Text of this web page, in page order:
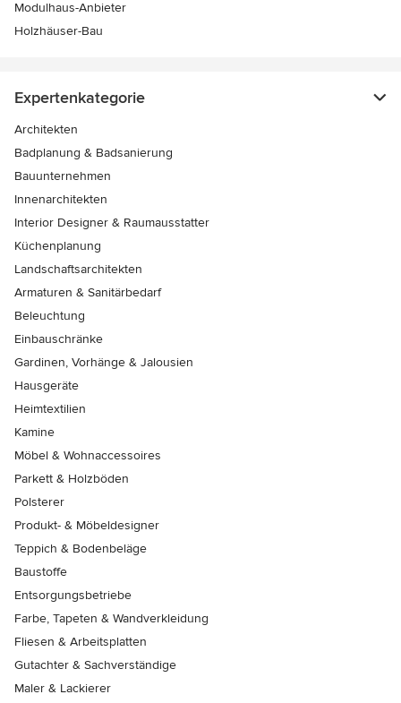
Modulhaus-Anbieter
Holzhäuser-Bau
Expertenkategorie
Architekten
Badplanung & Badsanierung
Bauunternehmen
Innenarchitekten
Interior Designer & Raumausstatter
Küchenplanung
Landschaftsarchitekten
Armaturen & Sanitärbedarf
Beleuchtung
Einbauschränke
Gardinen, Vorhänge & Jalousien
Hausgeräte
Heimtextilien
Kamine
Möbel & Wohnaccessoires
Parkett & Holzböden
Polsterer
Produkt- & Möbeldesigner
Teppich & Bodenbeläge
Baustoffe
Entsorgungsbetriebe
Farbe, Tapeten & Wandverkleidung
Fliesen & Arbeitsplatten
Gutachter & Sachverständige
Maler & Lackierer